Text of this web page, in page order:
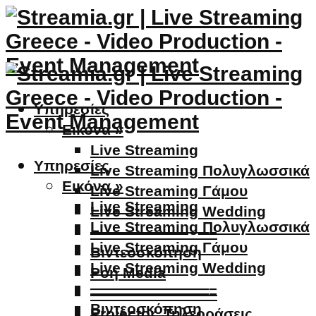
Υπηρεσίες
Εικόνα »
Live Streaming
Live Streaming Πολυγλωσσικά
Live Streaming Γάμου
Live Streaming Wedding
————————–
Βιντεοσκόπηση
Ροή Media
————————–
Υπηρεσίες
Εικόνα »
Live Streaming
Live Streaming Πολυγλωσσικά
Live Streaming Γάμου
Live Streaming Wedding
————————–
Βιντεοσκόπηση